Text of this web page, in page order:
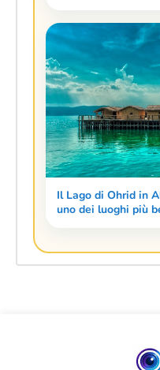
Il Lago di Ohrid in
uno dei luoghi più